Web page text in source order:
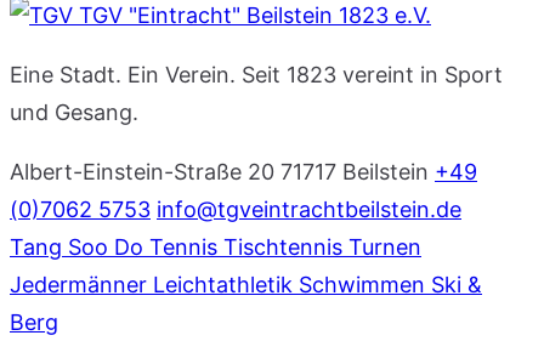
TGV "Eintracht" Beilstein 1823 e.V.
Eine Stadt. Ein Verein. Seit 1823 vereint in Sport
und Gesang.
Albert-Einstein-Straße 20 71717 Beilstein +49
(0)7062 5753 info@tgveintrachtbeilstein.de
Tang Soo Do Tennis Tischtennis Turnen
Jedermänner Leichtathletik Schwimmen Ski &
Berg